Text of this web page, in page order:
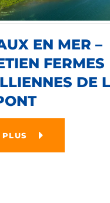
EN MER –
FERMES
DE